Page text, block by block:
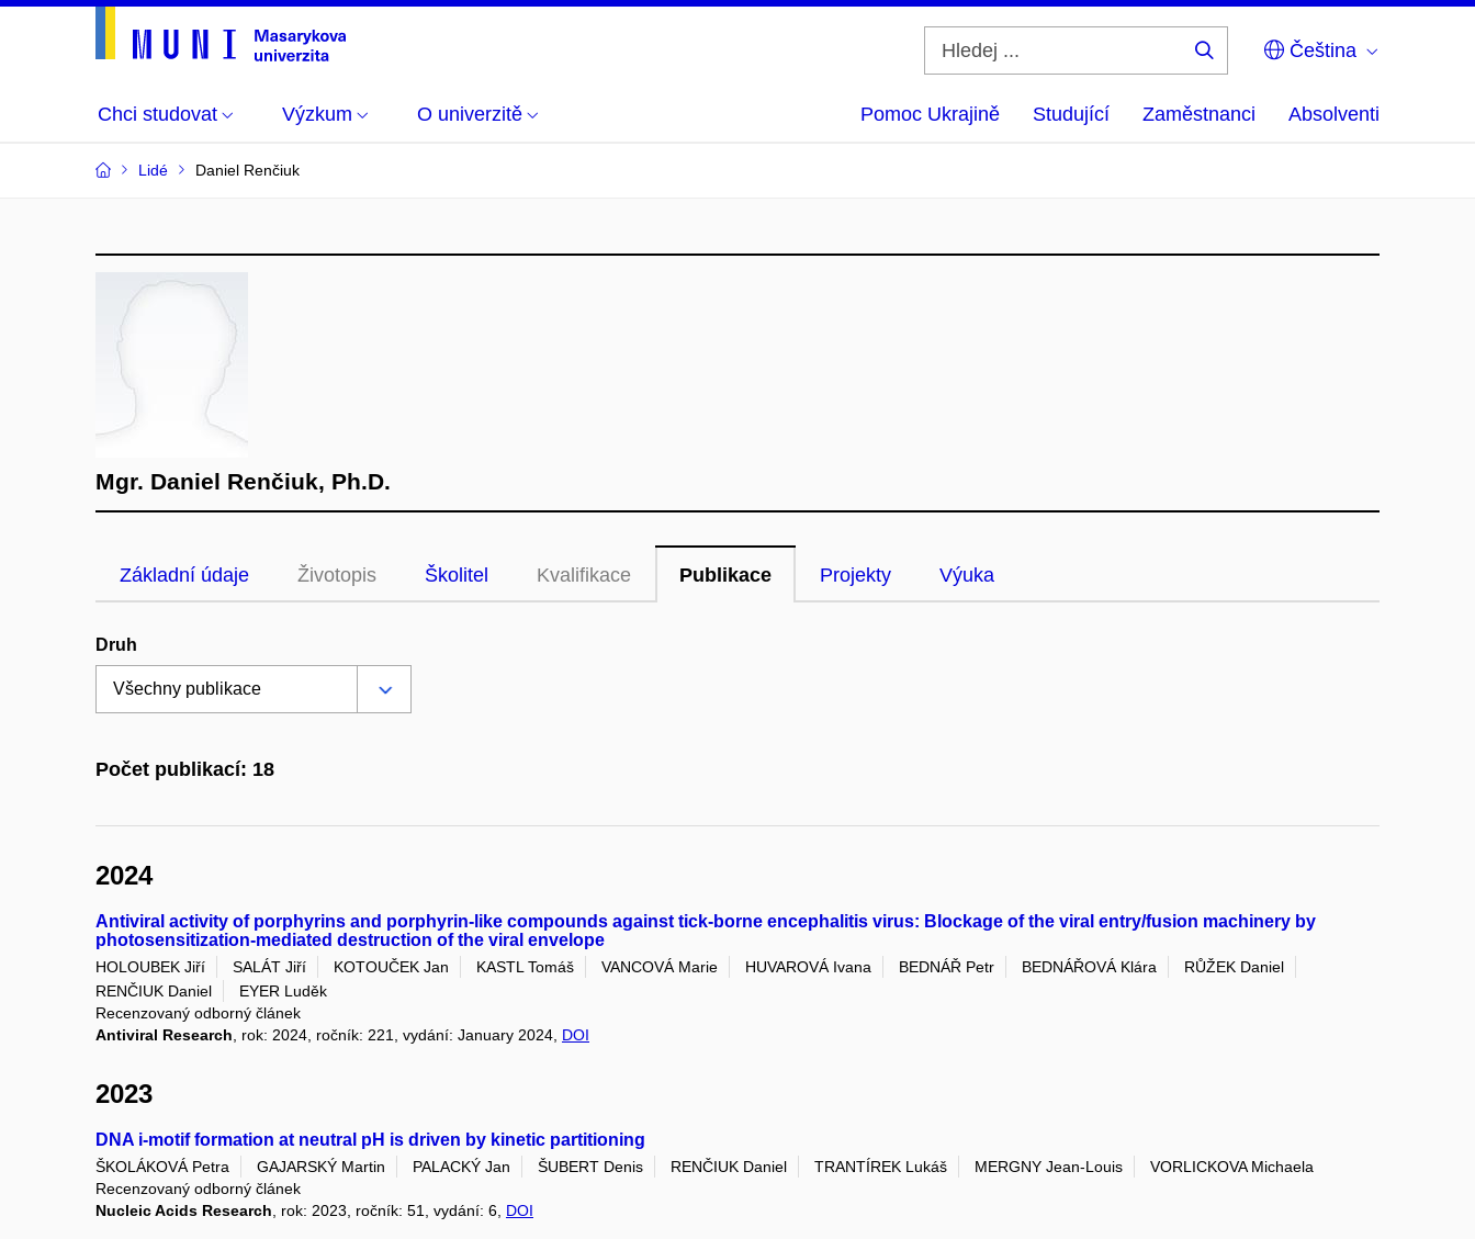
Čeština
Chci studovat Výzkum O univerzitě Pomoc Ukrajině Studující Zaměstnanci Absolventi
Lidé Daniel Renčiuk
Mgr. Daniel Renčiuk, Ph.D.
Základní údaje Životopis Školitel Kvalifikace Publikace Projekty Výuka
Druh
Počet publikací: 18
2024
Antiviral activity of porphyrins and porphyrin-like compounds against tick-borne encephalitis virus: Blockage of the viral entry/fusion machinery by
photosensitization-mediated destruction of the viral envelope
HOLOUBEK Jiří SALÁT Jiří KOTOUČEK Jan KASTL Tomáš VANCOVÁ Marie HUVAROVÁ Ivana BEDNÁŘ Petr BEDNÁŘOVÁ Klára
RŮŽEK Daniel
RENČIUK Daniel
EYER Luděk
Recenzovaný odborný článek
Antiviral Research , rok: 2024, ročník: 221, vydání: January 2024, DOI
2023
DNA i-motif formation at neutral pH is driven by kinetic partitioning
ŠKOLÁKOVÁ Petra GAJARSKÝ Martin PALACKÝ Jan ŠUBERT Denis RENČIUK Daniel TRANTÍREK Lukáš MERGNY Jean-Louis
VORLICKOVA Michaela
Recenzovaný odborný článek
Nucleic Acids Research , rok: 2023, ročník: 51, vydání: 6, DOI